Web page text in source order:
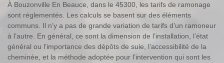
À Bouzonville En Beauce, dans le 45300, les tarifs de ramonage
sont réglementés. Les calculs se basent sur des éléments
communs. Il n’y a pas de grande variation de tarifs d’un ramoneur
à l’autre. En général, ce sont la dimension de l’installation, l’état
général ou l’importance des dépôts de suie, l’accessibilité de la
cheminée, et la méthode adoptée pour l’intervention qui sont les